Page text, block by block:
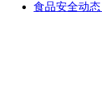
食品安全动态